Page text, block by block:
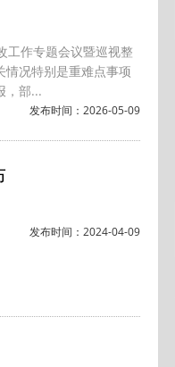
工作专题会议暨巡视整
情况特别是重难点事项
，部...
发布时间：2026-05-09
发布时间：2024-04-09